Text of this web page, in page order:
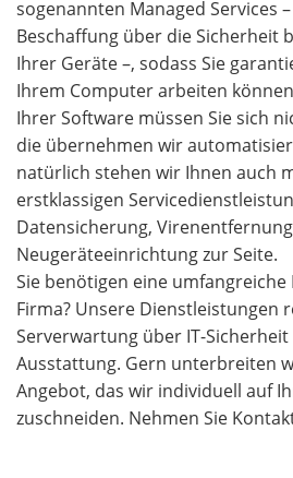
sogenannten Managed Services
Beschaffung über die Sicherheit
Ihrer Geräte –, sodass Sie
Ihrem Computer arbeiten
Ihrer Software müssen Sie sich
die übernehmen wir
natürlich stehen wir Ihnen auch
erstklassigen
Datensicherung,
Neugeräteeinrichtung zur Seite.
Sie benötigen eine umfangreiche
Firma? Unsere Dienstleistungen
Serverwartung über IT-Sicherheit
Ausstattung. Gern unterbreiten
Angebot, das wir individuell auf
zuschneiden. Nehmen Sie